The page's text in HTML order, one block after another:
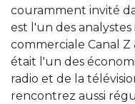
couramment invité
est l'un des
commerciale Canal Z
était l'un des
radio et de la
rencontrez aussi